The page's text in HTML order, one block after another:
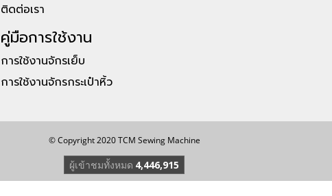
ติดต่อเรา
คู่มือการใช้งาน
การใช้งานจักรเย็บ
การใช้งานจักรกระเป๋าหิ้ว
© Copyright 2020 TCM Sewing Machine
ผู้เข้าชมทั้งหมด 4,446,915